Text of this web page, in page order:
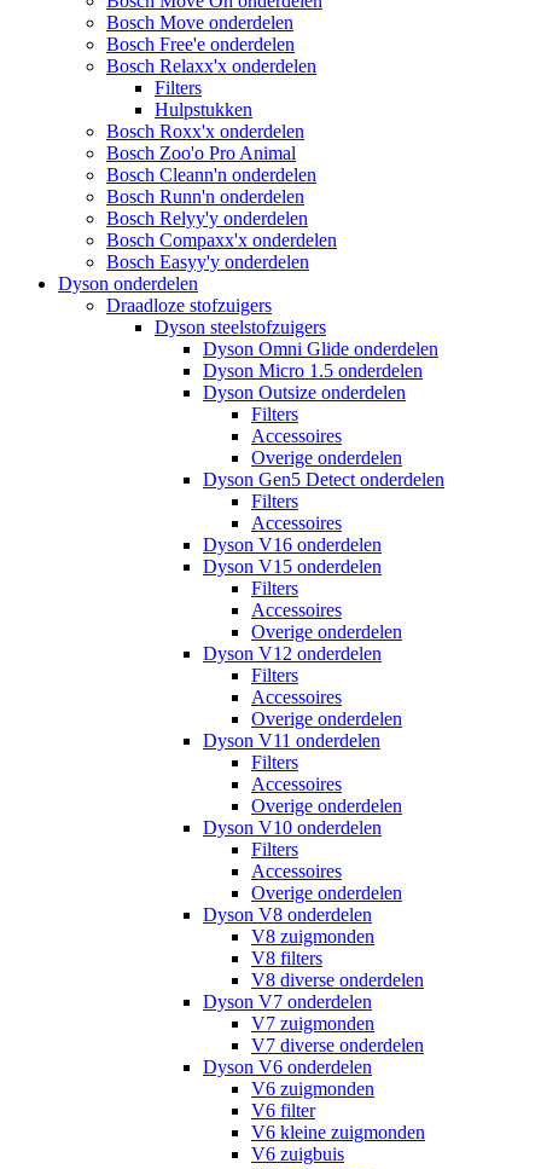
Bosch Move onderdelen
Bosch Free'e onderdelen
Bosch Relaxx'x onderdelen
Filters
Hulpstukken
Bosch Roxx'x onderdelen
Bosch Zoo'o Pro Animal
Bosch Cleann'n onderdelen
Bosch Runn'n onderdelen
Bosch Relyy'y onderdelen
Bosch Compaxx'x onderdelen
Bosch Easyy'y onderdelen
Dyson onderdelen
Draadloze stofzuigers
Dyson steelstofzuigers
Dyson Omni Glide onderdelen
Dyson Micro 1.5 onderdelen
Dyson Outsize onderdelen
Filters
Accessoires
Overige onderdelen
Dyson Gen5 Detect onderdelen
Filters
Accessoires
Dyson V16 onderdelen
Dyson V15 onderdelen
Filters
Accessoires
Overige onderdelen
Dyson V12 onderdelen
Filters
Accessoires
Overige onderdelen
Dyson V11 onderdelen
Filters
Accessoires
Overige onderdelen
Dyson V10 onderdelen
Filters
Accessoires
Overige onderdelen
Dyson V8 onderdelen
V8 zuigmonden
V8 filters
V8 diverse onderdelen
Dyson V7 onderdelen
V7 zuigmonden
V7 diverse onderdelen
Dyson V6 onderdelen
V6 zuigmonden
V6 filter
V6 kleine zuigmonden
V6 zuigbuis